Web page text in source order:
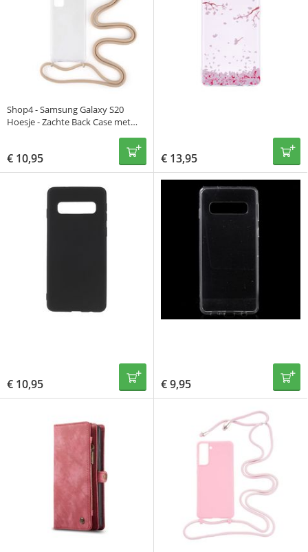
Shop4 - Samsung Galaxy S20
Hoesje - Zachte Back Case met
€ 10,95 € 13,95
€ 10,95 €9,95